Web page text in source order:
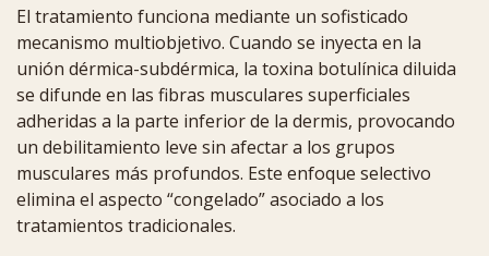
El tratamiento funciona mediante un sofisticado
mecanismo multiobjetivo. Cuando se inyecta en la
unión dérmica-subdérmica, la toxina botulínica diluida
se difunde en las fibras musculares superficiales
adheridas a la parte inferior de la dermis, provocando
un debilitamiento leve sin afectar a los grupos
musculares más profundos. Este enfoque selectivo
elimina el aspecto “congelado” asociado a los
tratamientos tradicionales.